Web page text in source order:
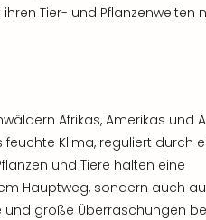
Tier- und Pflanzenwelten
Afrikas, Amerikas und
feuchte Klima, reguliert durch
und Tiere halten eine
Hauptweg, sondern auch
und große Überraschungen